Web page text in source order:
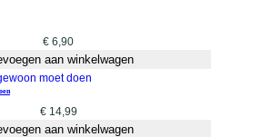
€ 6,90
aan winkelwagen
€14,99
aan winkelwagen